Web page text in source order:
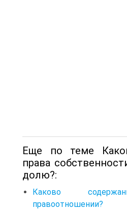
Еще по теме
права
долю?:
Каково
правоотношении?